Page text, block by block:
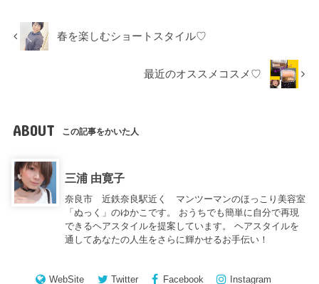
春を楽しむショートスタイル♡
最近のオススメコスメ♡
ABOUT この記事をかいた人
三浦 由寛子
奈良市 近鉄奈良駅近く マンツーマンのほっこり美容室
「ぬっく」のゆかこです。 おうちでも簡単に自分で再現
できるヘアスタイルを提案しています。 ヘアスタイルを
通してあなたの人生をさらに輝かせるお手伝い！
WebSite Twitter Facebook Instagram